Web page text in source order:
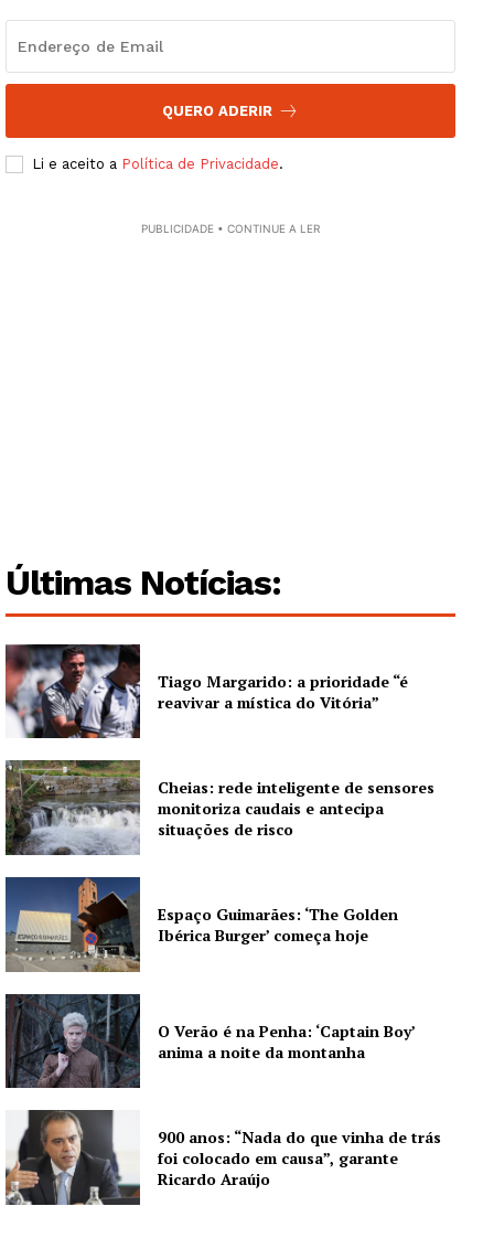
Grande Entrevista
Publicidade
Quero ser Assinante
QUERO ADERIR
Li e aceito a Política de Privacidade.
PUBLICIDADE • CONTINUE A LER
Últimas Notícias:
Tiago Margarido: a prioridade “é
reavivar a mística do Vitória”
Cheias: rede inteligente de sensores
monitoriza caudais e antecipa
situações de risco
Espaço Guimarães: ‘The Golden
Ibérica Burger’ começa hoje
O Verão é na Penha: ‘Captain Boy’
anima a noite da montanha
900 anos: “Nada do que vinha de trás
foi colocado em causa”, garante
Ricardo Araújo